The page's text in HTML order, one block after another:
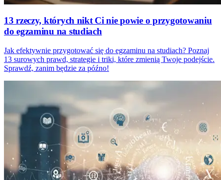
13 rzeczy, których nikt Ci nie powie o przygotowaniu
do egzaminu na studiach
Jak efektywnie przygotować się do egzaminu na studiach? Poznaj
13 surowych prawd, strategie i triki, które zmienią Twoje podejście.
Sprawdź, zanim będzie za późno!